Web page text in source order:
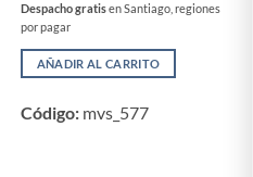
Despacho gratisen Santiago, regiones
por pagar
AÑADIR AL CARRITO
Código: mvs_577